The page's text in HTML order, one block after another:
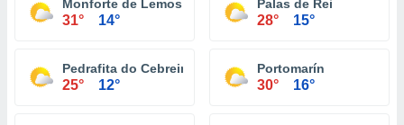
Monforte de Lemos
31° 14°
Palas de Rei
28° 15°
Pedrafita do Cebreiro
25° 12°
Portomarín
30° 16°